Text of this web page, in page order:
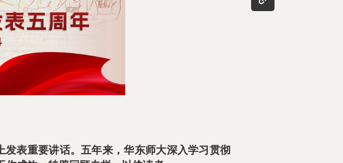
表重要讲话。五年来，华东师大深入学习贯彻